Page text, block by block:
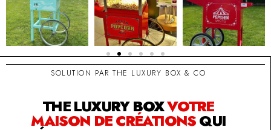
SOLUTION PAR THE LUXURY BOX & CO
THE LUXURY BOXVOTRE
MAISON DE CRÉATIONSQUI